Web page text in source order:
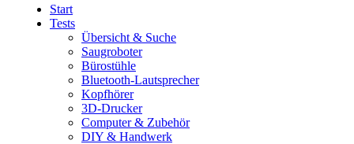
Start
Tests
Übersicht & Suche
Saugroboter
Bürostühle
Bluetooth-Lautsprecher
Kopfhörer
3D-Drucker
Computer & Zubehör
DIY & Handwerk